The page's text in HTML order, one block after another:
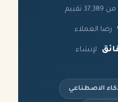
من 37,389 تقييم
رضا العملاء
لإنشاء
الاصطناعي